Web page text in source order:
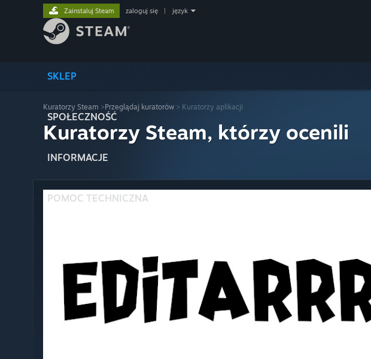
SKLEP
SPOŁECZNOŚĆ
INFORMACJE
POMOC TECHNICZNA
Zainstaluj Steam zaloguj się język
Kuratorzy Steam >Przeglądaj kuratorów > Kuratorzy aplikacji
Kuratorzy Steam, którzy ocenili